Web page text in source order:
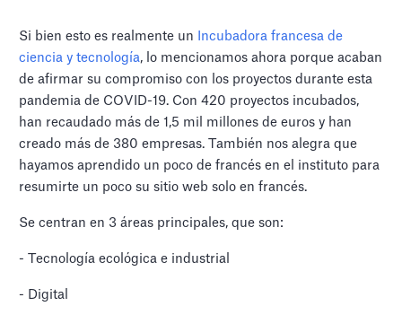
Si bien esto es realmente un
Incubadora francesa de
ciencia y tecnología, lo mencionamos ahora porque acaban
de afirmar su compromiso con los proyectos durante esta
pandemia de COVID-19. Con 420 proyectos incubados,
han recaudado más de 1,5 mil millones de euros y han
creado más de 380 empresas. También nos alegra que
hayamos aprendido un poco de francés en el instituto para
resumirte un poco su sitio web solo en francés.
Se centran en 3 áreas principales, que son:
- Tecnología ecológica e industrial
- Digital